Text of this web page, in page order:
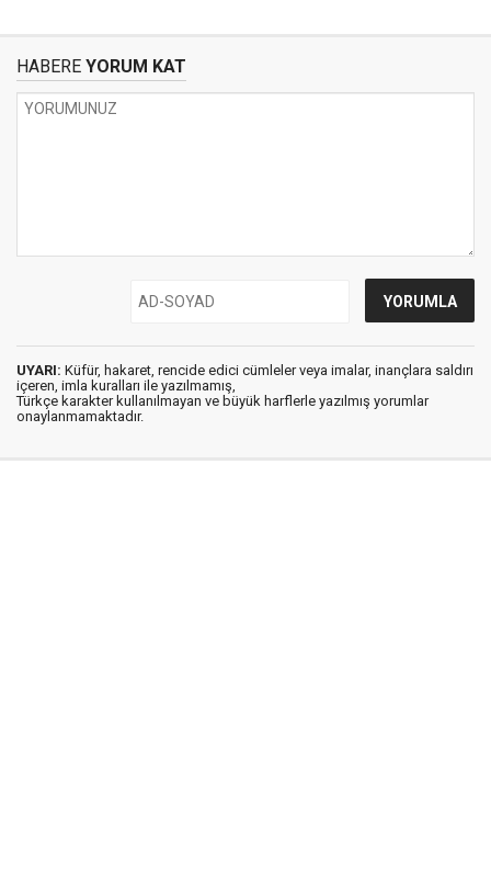
HABERE YORUM KAT
UYARI: Küfür, hakaret, rencide edici cümleler veya imalar, inançlara saldırı
içeren, imla kuralları ile yazılmamış,
Türkçe karakter kullanılmayan ve büyük harflerle yazılmış yorumlar
onaylanmamaktadır.